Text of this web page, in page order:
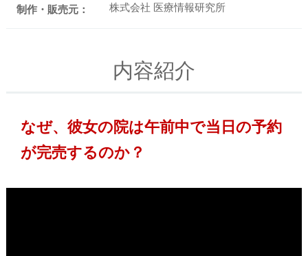
制作・販売元： 株式会社 医療情報研究所
内容紹介
なぜ、彼女の院は午前中で当日の予約
が完売するのか？